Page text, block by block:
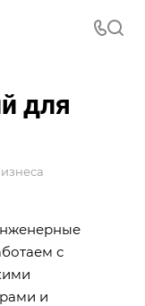
для
с
и